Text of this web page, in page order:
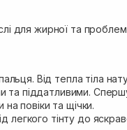
для жирної та
Від тепла тіла
та піддатливими.
повіки та щічки.
легкого тінту до